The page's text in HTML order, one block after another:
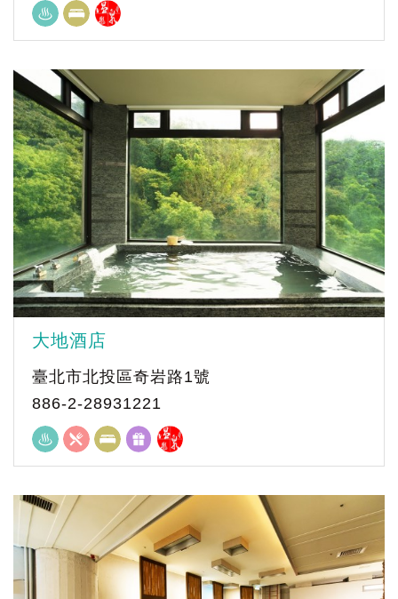
大地酒店
臺北市北投區奇岩路1號
886-2-28931221